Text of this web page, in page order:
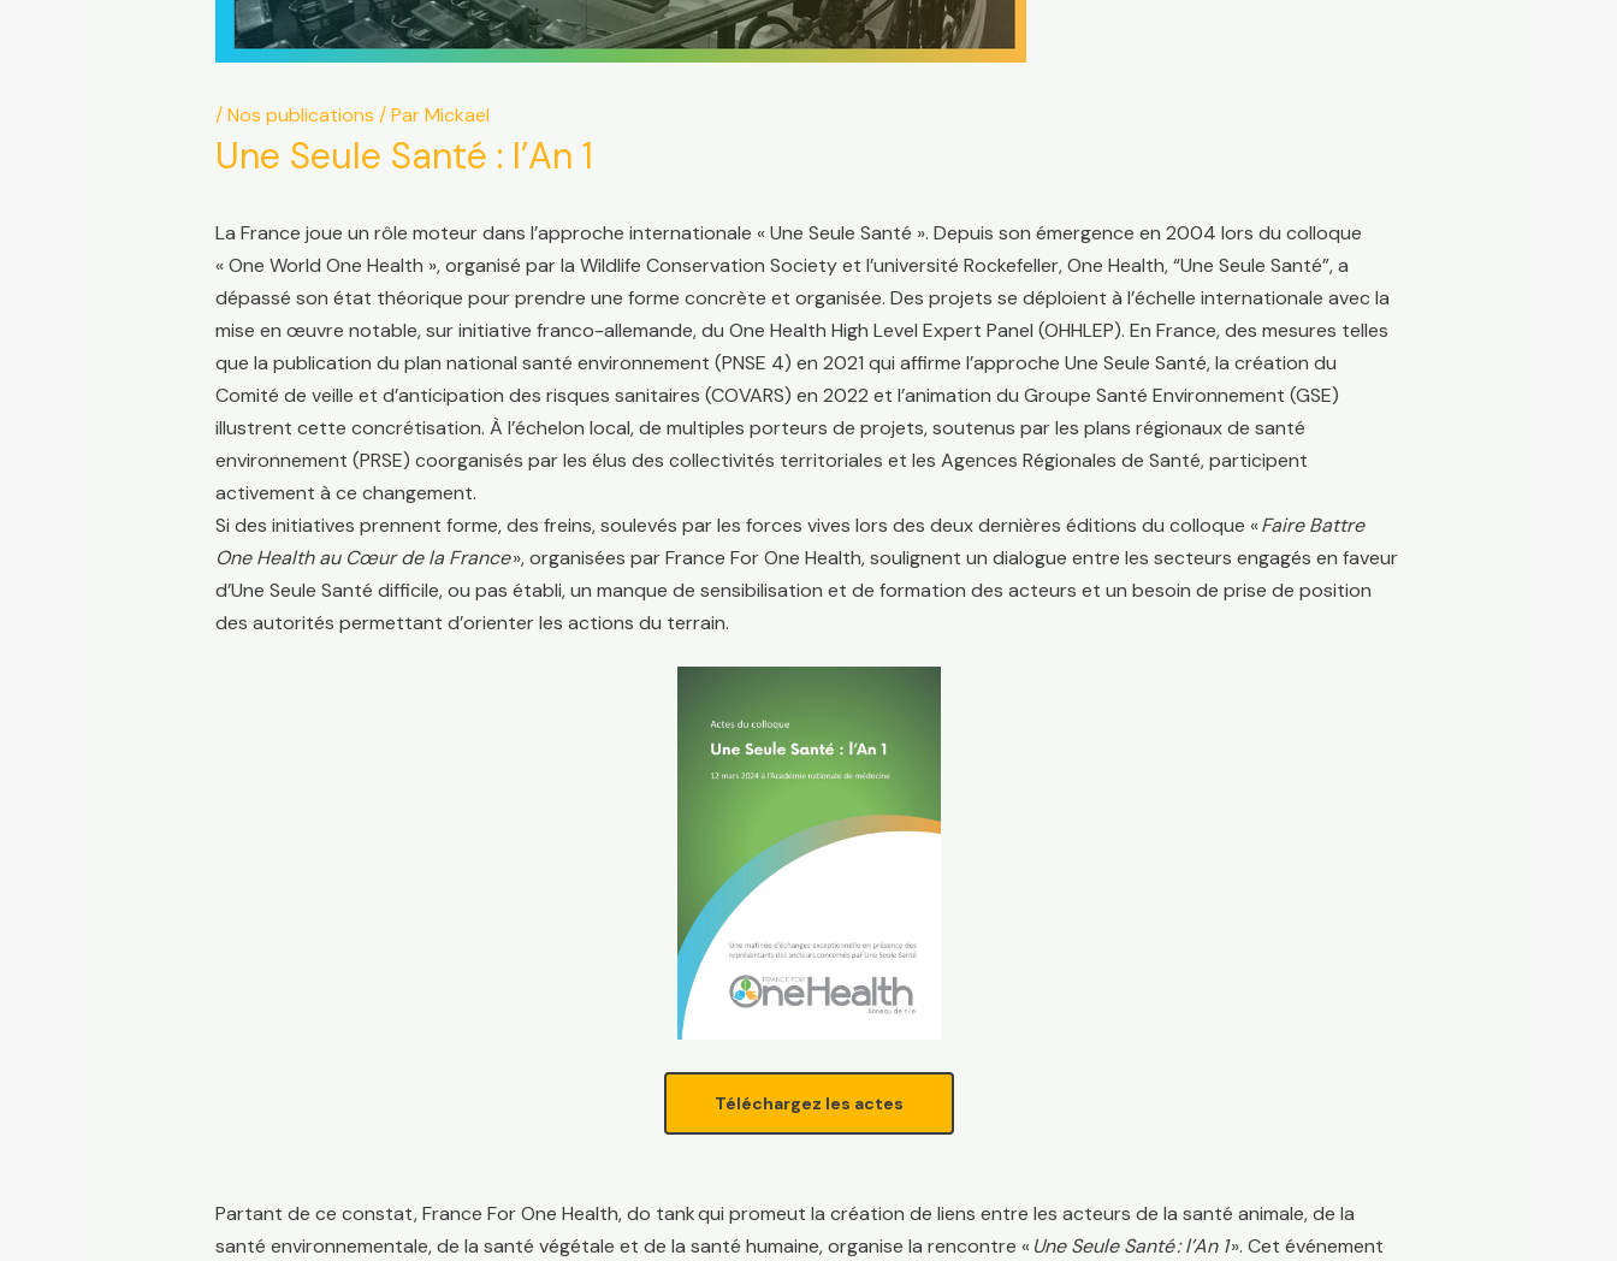
/Nos publications / ParMickael
Une Seule Santé : l’An 1
La France joue un rôle moteur dans l’approche internationale « Une Seule Santé ». Depuis son émergence en 2004 lors du colloque
« One World One Health », organisé par la Wildlife Conservation Society et l’université Rockefeller, One Health, “Une Seule Santé”, a
dépassé son état théorique pour prendre une forme concrète et organisée. Des projets se déploient à l’échelle internationale avec la
mise en œuvre notable, sur initiative franco-allemande, du One Health High Level Expert Panel (OHHLEP). En France, des mesures telles
que la publication du plan national santé environnement (PNSE 4) en 2021 qui affirme l’approche Une Seule Santé, la création du
Comité de veille et d’anticipation des risques sanitaires (COVARS) en 2022 et l’animation du Groupe Santé Environnement (GSE)
illustrent cette concrétisation. À l’échelon local, de multiples porteurs de projets, soutenus par les plans régionaux de santé
environnement (PRSE) coorganisés par les élus des collectivités territoriales et les Agences Régionales de Santé, participent
activement à ce changement.
Si des initiatives prennent forme, des freins, soulevés par les forces vives lors des deux dernières éditions du colloque «Faire Battre
One Health au Cœur de la France», organisées par France For One Health, soulignent un dialogue entre les secteurs engagés en faveur
d’Une Seule Santé difficile, ou pas établi, un manque de sensibilisation et de formation des acteurs et un besoin de prise de position
des autorités permettant d’orienter les actions du terrain.
Téléchargez les actes
Partant de ce constat, France For One Health, do tank qui promeut la création de liens entre les acteurs de la santé animale, de la
santé environnementale, de la santé végétale et de la santé humaine, organise la rencontre «Une Seule Santé : l’An 1». Cet événement